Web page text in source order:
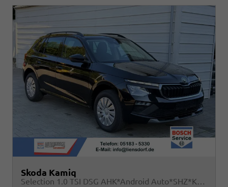
Skoda Kamiq
Selection 1.0 TSI DSG AHK*Android Auto*SHZ*Kamera*Keyless*2Z Klimaauto*